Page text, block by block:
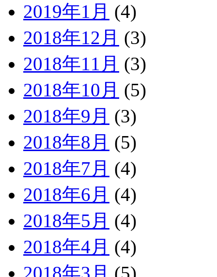
2019年1月 (4)
2018年12月 (3)
2018年11月 (3)
2018年10月 (5)
2018年9月 (3)
2018年8月 (5)
2018年7月 (4)
2018年6月 (4)
2018年5月 (4)
2018年4月 (4)
2018年3月 (5)